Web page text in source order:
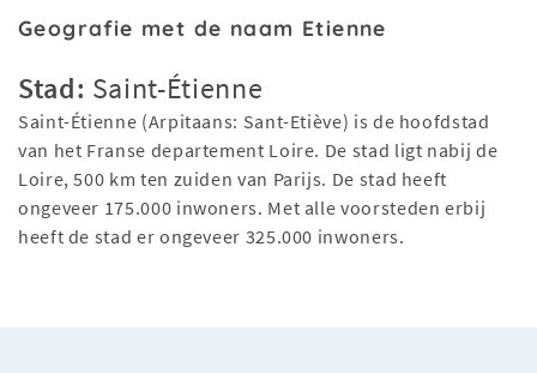
Geografie met de naam Etienne
Stad: Saint-Étienne
Saint-Étienne (Arpitaans: Sant-Etiève) is de hoofdstad
van het Franse departement Loire. De stad ligt nabij de
Loire, 500 km ten zuiden van Parijs. De stad heeft
ongeveer 175.000 inwoners. Met alle voorsteden erbij
heeft de stad er ongeveer 325.000 inwoners.